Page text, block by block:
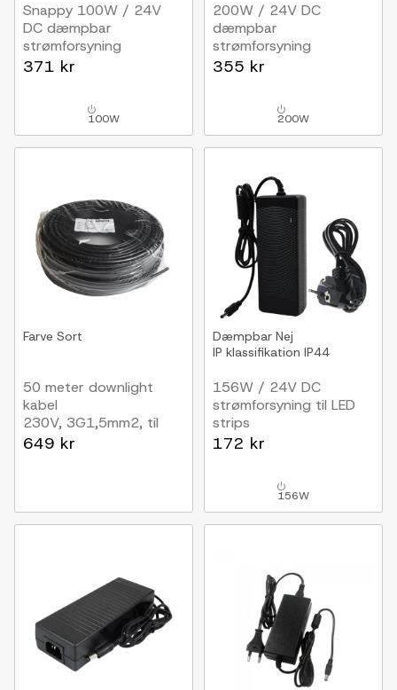
Snappy 100W / 24V
DC dæmpbar
strømforsyning
4.17A, IP20 indendørs
371 kr
100W
200W / 24V DC
dæmpbar
strømforsyning
8.33A, IP67, Triac
355 kr
200W
Farve Sort
50 meter downlight
kabel
230V, 3G1,5mm2, til
indbygning, 90 grader
649 kr
Dæmpbar Nej
IP klassifikation IP44
156W / 24V DC
strømforsyning til LED
strips
6.5A, IP44 vådrum
172 kr
156W